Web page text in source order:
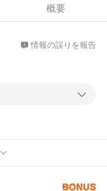
概要
情報の誤りを報告